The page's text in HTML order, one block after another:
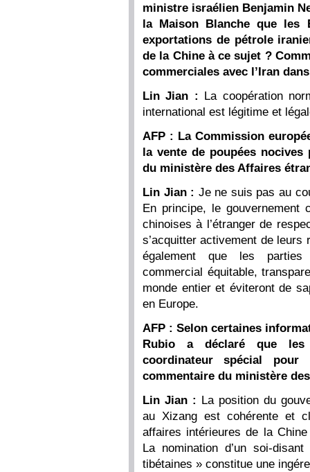
ministre israélien Benjamin
la Maison Blanche que les
exportations de pétrole
de la Chine à ce sujet ?
commerciales avec l’Iran
Lin Jian : La coopération
international est légitime et
AFP : La Commission
la vente de poupées
du ministère des Affaires
Lin Jian : Je ne suis pas au
En principe, le gouvernement
chinoises à l’étranger de
s’acquitter activement de leurs
également que les parties
commercial équitable,
monde entier et éviteront de
en Europe.
AFP : Selon certaines
Rubio a déclaré que les
coordinateur spécial
commentaire du ministère
Lin Jian : La position du
au Xizang est cohérente et
affaires intérieures de la
La nomination d’un soi-
tibétaines » constitue une